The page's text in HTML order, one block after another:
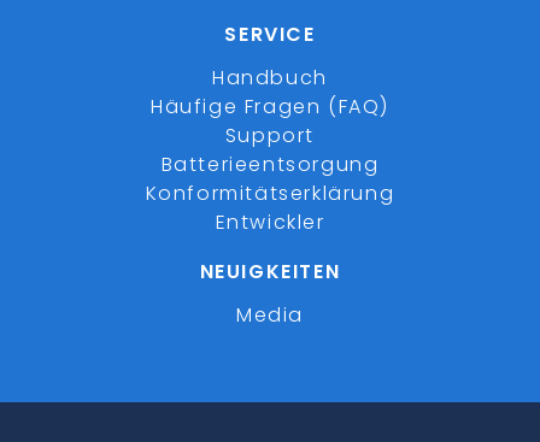
SERVICE
Handbuch
Häufige Fragen (FAQ)
Support
Batterieentsorgung
Konformitätserklärung
Entwickler
NEUIGKEITEN
Media